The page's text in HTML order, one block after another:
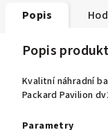
Popis
Popis
Kvalitní náhradní
Packard Pavilion
Parametry